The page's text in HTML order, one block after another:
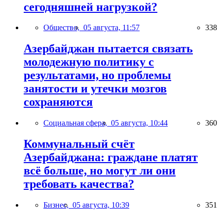
сегодняшней нагрузкой?
Общество, 05 августа, 11:57 338
Азербайджан пытается связать
молодежную политику с
результатами, но проблемы
занятости и утечки мозгов
сохраняются
Социальная сфера, 05 августа, 10:44 360
Коммунальный счёт
Азербайджана: граждане платят
всё больше, но могут ли они
требовать качества?
Бизнес, 05 августа, 10:39 351